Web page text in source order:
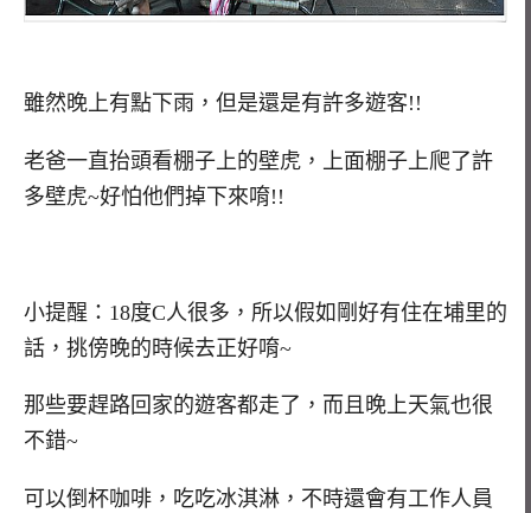
雖然晚上有點下雨，但是還是有許多遊客!!
老爸一直抬頭看棚子上的壁虎，上面棚子上爬了許
多壁虎~好怕他們掉下來唷!!
小提醒：18度C人很多，所以假如剛好有住在埔里的
話，挑傍晚的時候去正好唷~
那些要趕路回家的遊客都走了，而且晚上天氣也很
不錯~
可以倒杯咖啡，吃吃冰淇淋，不時還會有工作人員